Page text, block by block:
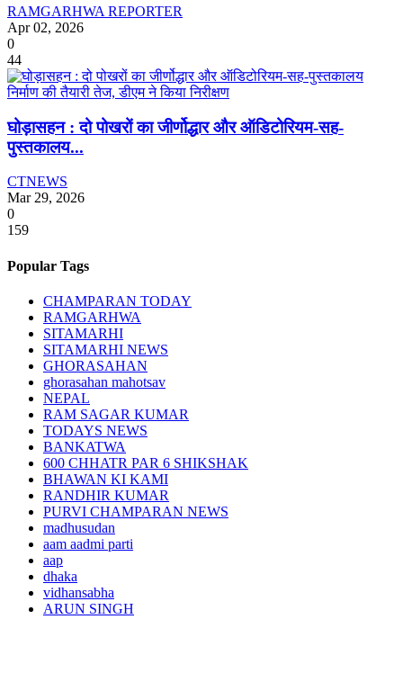
RAMGARHWA REPORTER
Apr 02, 2026
0
44
घोड़ासहन : दो पोखरों का जीर्णोद्धार और ऑडिटोरियम-सह-
पुस्तकालय...
CTNEWS
Mar 29, 2026
0
159
Popular Tags
CHAMPARAN TODAY
RAMGARHWA
SITAMARHI
SITAMARHI NEWS
GHORASAHAN
ghorasahan mahotsav
NEPAL
RAM SAGAR KUMAR
TODAYS NEWS
BANKATWA
600 CHHATR PAR 6 SHIKSHAK
BHAWAN KI KAMI
RANDHIR KUMAR
PURVI CHAMPARAN NEWS
madhusudan
aam aadmi parti
aap
dhaka
vidhansabha
ARUN SINGH